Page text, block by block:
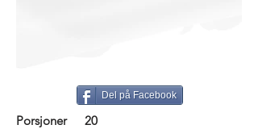
Del på Facebook
Porsjoner 20